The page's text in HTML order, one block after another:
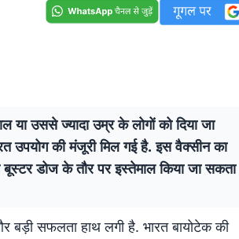
या उससे ज्यादा उम्र के लोगों को दिया जा
उपयोग की मंजूरी मिल गई है. इस वैक्सीन का
डोज के तौर पर इस्तेमाल किया जा सकता
बड़ी सफलता हाथ लगी है. भारत बायोटेक की